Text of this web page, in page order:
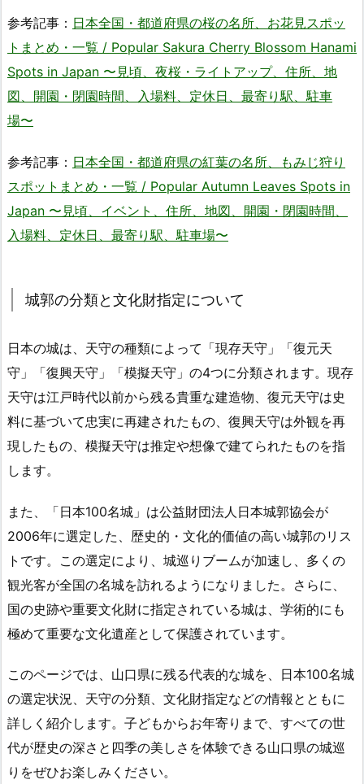
参考記事： 日本全国・都道府県の桜の名所、お花見スポッ
トまとめ・一覧 / Popular Sakura Cherry Blossom Hanami
Spots in Japan 〜見頃、夜桜・ライトアップ、住所、地
図、開園・閉園時間、入場料、定休日、最寄り駅、駐車
場〜
参考記事： 日本全国・都道府県の紅葉の名所、もみじ狩り
スポットまとめ・一覧 / Popular Autumn Leaves Spots in
Japan 〜見頃、イベント、住所、地図、開園・閉園時間、
入場料、定休日、最寄り駅、駐車場〜
城郭の分類と文化財指定について
日本の城は、天守の種類によって「現存天守」「復元天
守」「復興天守」「模擬天守」の4つに分類されます。現存
天守は江戸時代以前から残る貴重な建造物、復元天守は史
料に基づいて忠実に再建されたもの、復興天守は外観を再
現したもの、模擬天守は推定や想像で建てられたものを指
します。
また、「日本100名城」は公益財団法人日本城郭協会が
2006年に選定した、歴史的・文化的価値の高い城郭のリス
トです。この選定により、城巡りブームが加速し、多くの
観光客が全国の名城を訪れるようになりました。さらに、
国の史跡や重要文化財に指定されている城は、学術的にも
極めて重要な文化遺産として保護されています。
このページでは、山口県に残る代表的な城を、日本100名城
の選定状況、天守の分類、文化財指定などの情報とともに
詳しく紹介します。子どもからお年寄りまで、すべての世
代が歴史の深さと四季の美しさを体験できる山口県の城巡
りをぜひお楽しみください。